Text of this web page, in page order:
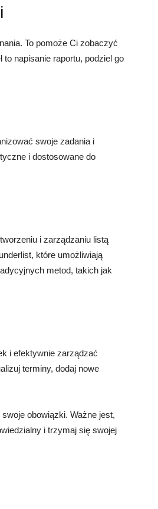
To pomoże Ci zobaczyć
napisanie raportu, podziel go
swoje zadania i
i dostosowane do
i zarządzaniu listą
które umożliwiają
metod, takich jak
i efektywnie zarządzać
terminy, dodaj nowe
obowiązki. Ważne jest,
i trzymaj się swojej